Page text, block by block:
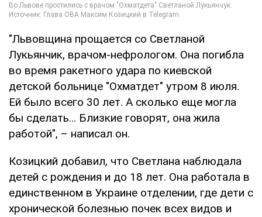
"Львовщина прощается со Светланой
Лукьянчик, врачом-нефрологом. Она погибла
во время ракетного удара по киевской
детской больнице "Охматдет" утром 8 июля.
Ей было всего 30 лет. А сколько еще могла
бы сделать... Близкие говорят, она жила
работой", – написал он.
Козицкий добавил, что Светлана наблюдала
детей с рождения и до 18 лет. Она работала в
единственном в Украине отделении, где дети с
хронической болезнью почек всех видов и